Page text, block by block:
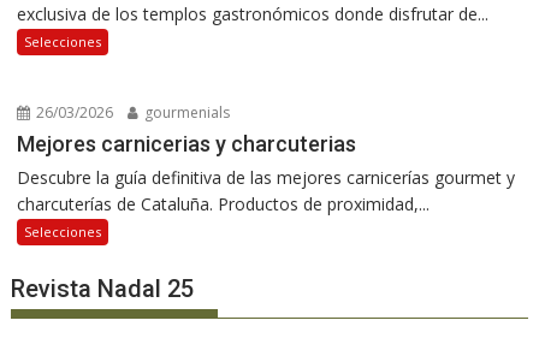
exclusiva de los templos gastronómicos donde disfrutar de...
Selecciones
26/03/2026 gourmenials
Mejores carnicerias y charcuterias
Descubre la guía definitiva de las mejores carnicerías gourmet y
charcuterías de Cataluña. Productos de proximidad,...
Selecciones
Revista Nadal 25